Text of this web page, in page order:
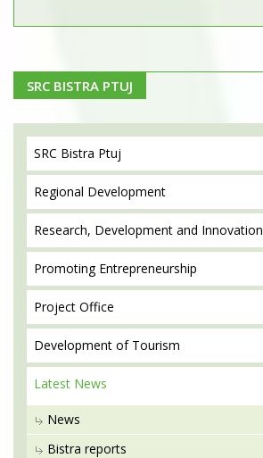
SRC BISTRA PTUJ
SRC Bistra Ptuj
Regional Development
Research, Development and Innovation
Promoting Entrepreneurship
Project Office
Development of Tourism
Latest News
News
Bistra reports